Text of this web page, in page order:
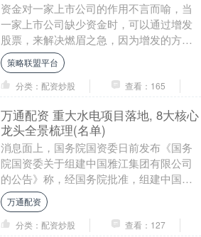
资金对一家上市公司的作用不言而喻，当
一家上市公司缺少资金时，可以通过增发
股票，来解决燃眉之急，因为增发的方式
不同，被分为公开增发和定向增发。 股票
定向增发是什么....
策略联盟平台
分类：配资炒股
查看：165
万通配资 重大水电项目落地, 8大核心
龙头全景梳理(名单)
消息面上，国务院国资委日前发布《国务
院国资委关于组建中国雅江集团有限公司
的公告》称，经国务院批准，组建中国雅
江集团有限公司，由国务院国有资产监督
管理委员会代表国....
万通配资
分类：配资炒股
查看：127